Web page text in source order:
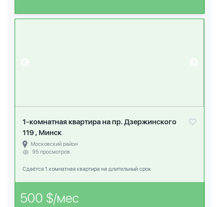
1-комнатная квартира на пр. Дзержинского
119 , Минск
Московский район
95 просмотров
Сдаётся 1 комнатная квартира на длительный срок
500 $/мес